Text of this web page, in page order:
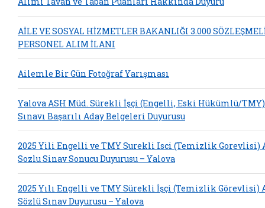
AİLE VE SOSYAL HİZMETLER BAKANLIĞI 3.000
PERSONEL ALIM İLANI
Ailemle Bir Gün Fotoğraf Yarışması
Yalova ASH Müd. Sürekli İşçi (Engelli, Eski Hükümlü/TMY)
Sınavı Başarılı Aday Belgeleri Duyurusu
2025 Yili Engelli ve TMY Surekli Isci (Temizlik
Sozlu Sinav Sonucu Duyurusu – Yalova
2025 Yılı Engelli ve TMY Sürekli İşçi (Temizlik Görevlisi)
Sözlü Sınav Duyurusu – Yalova